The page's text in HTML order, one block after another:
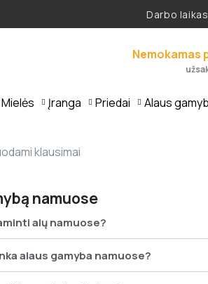
Darbo
Nemokamas
Mielės Įranga Priedai Alaus
klausimai
namuose
alų namuose?
alaus gamyba namuose?